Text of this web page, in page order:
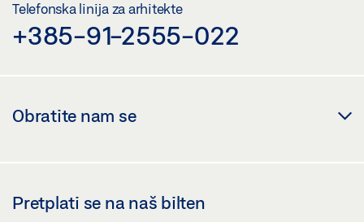
Telefonska linija za arhitekte
+385-91-2555-022
Obratite nam se
Pretplati se na naš bilten